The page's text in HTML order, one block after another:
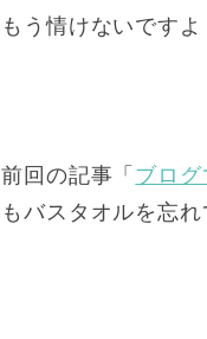
もう情けないですよ
前回の記事「 ブロ
もバスタオルを忘